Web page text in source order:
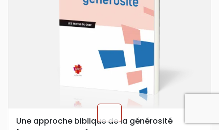
Une approche biblique de la générosité